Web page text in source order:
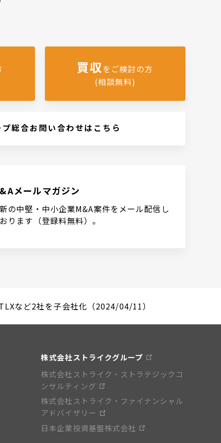
買収をご検討の方
(相談無料)
総合お問い合わせはこちら
メールマガジン
の中堅・中小企業M&A案件をメール配信し
ります（登録料無料）。
など2社を子会社化（2024/04/11）
株式会社ストライクグループ
株式会社ストライク・ストラテジックコ
ンサルティング
株式会社ストライク・ファイナンシャル
アドバイザリー
日本企業投資基盤株式会社